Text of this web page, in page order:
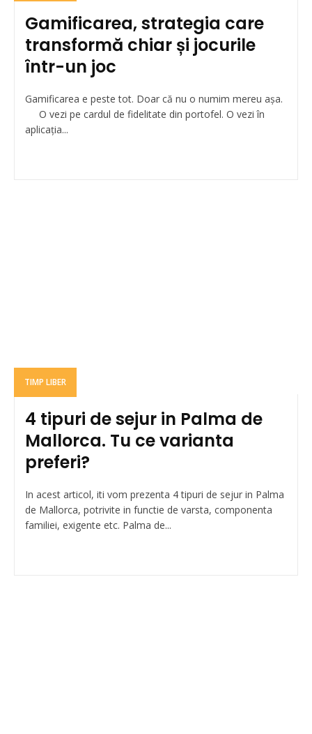
Gamificarea, strategia care
transformă chiar și jocurile
într-un joc
Gamificarea e peste tot. Doar că nu o numim mereu așa.
O vezi pe cardul de fidelitate din portofel. O vezi în
aplicația...
TIMP LIBER
4 tipuri de sejur in Palma de
Mallorca. Tu ce varianta
preferi?
In acest articol, iti vom prezenta 4 tipuri de sejur in Palma
de Mallorca, potrivite in functie de varsta, componenta
familiei, exigente etc. Palma de...